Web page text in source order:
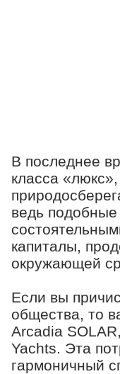
В последнее
класса
ведь
капиталы,
окружающей
Если вы
общества, то
Arcadia
Yachts. Эта
гармоничный